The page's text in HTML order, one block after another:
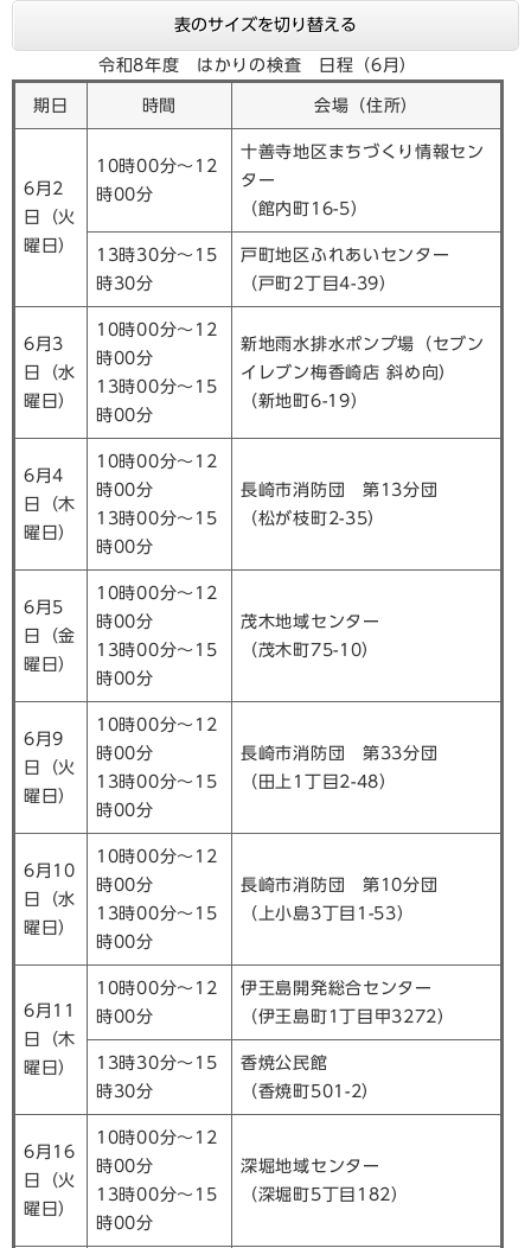
表のサイズを切り替える
令和8年度 はかりの検査 日程（6月）
期日 時間 会場（住所）
6月2
日（火
曜日）
10時00分～12
時00分
十善寺地区まちづくり情報セン
ター
（館内町16-5）
13時30分～15
時30分
戸町地区ふれあいセンター
（戸町2丁目4-39）
6月3
日（水
曜日）
10時00分～12
時00分
13時00分～15
時00分
新地雨水排水ポンプ場（セブン
イレブン梅香崎店 斜め向）
（新地町6-19）
6月4
日（木
曜日）
10時00分～12
時00分
13時00分～15
時00分
長崎市消防団 第13分団
（松が枝町2-35）
6月5
日（金
曜日）
10時00分～12
時00分
13時00分～15
時00分
茂木地域センター
（茂木町75-10）
6月9
日（火
曜日）
10時00分～12
時00分
13時00分～15
時00分
長崎市消防団 第33分団
（田上1丁目2-48）
6月10
日（水
曜日）
10時00分～12
時00分
13時00分～15
時00分
長崎市消防団 第10分団
（上小島3丁目1-53）
6月11
日（木
曜日）
10時00分～12
時00分
伊王島開発総合センター
（伊王島町1丁目甲3272）
13時30分～15
時30分
香焼公民館
（香焼町501-2）
6月16
日（火
曜日）
10時00分～12
時00分
13時00分～15
時00分
深堀地域センター
（深堀町5丁目182）